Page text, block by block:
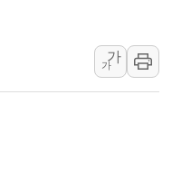
아틀라시안·클라우드플레어·
"6·25 미군 실종자 7359명 끝
때와 달리 워시엔 톤 낮춰
다음 100년 밑거름…수도권 집중
가
가